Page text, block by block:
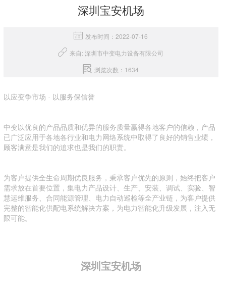
深圳宝安机场
发布时间：2022-07-16
来自: 深圳市中变电力设备有限公司
浏览次数：1634
以应变争市场 · 以服务保信誉
中变以优良的产品品质和优异的服务质量赢得各地客户的信赖，产品
已广泛应用于各地各行业和电力网络系统中取得了良好的销售业绩，
顾客满意是我们的追求也是我们的职责。
为客户提供全生命周期优良服务，秉承客户优先的原则，始终把客户
需求放在首要位置，集电力产品设计、生产、安装、调试、实验、智
慧运维服务、合同能源管理、电力自动巡检等全产业链，为客户提供
完整的智能化供配电系统解决方案，为电力智能化升级发展，注入无
限可能。
深圳宝安机场